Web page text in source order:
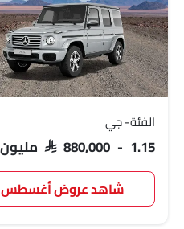
الفئة- جي
SAR 880,000 - 1.15 مليون
شاهد عروض أغسطس